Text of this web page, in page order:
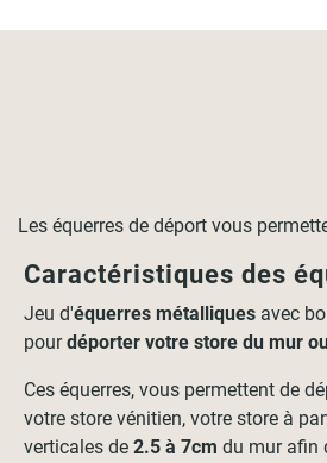
Les équerres de déport vous
Caractéristiques des
Jeu d'équerres métalliques avec
pourdéporter votre store du mur
Ces équerres, vous permettent de
votre store vénitien, votre store à
verticales de 2.5 à 7cm du mur afin